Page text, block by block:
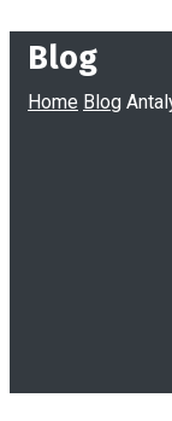
Blog
Home Blog